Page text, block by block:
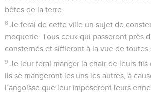
bêtes de la terre.
8 Je ferai de cette ville un sujet de
moquerie. Tous ceux qui passeront près
consternés et siffleront à la vue de toutes
9 Je leur ferai manger la chair de leurs fils
ils se mangeront les uns les autres, à
l’angoisse que leur imposeront leurs